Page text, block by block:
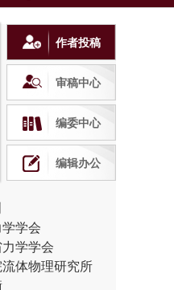
作者投稿
审稿中心
编委中心
编辑办公
学会
力学学会
流体物理研究所